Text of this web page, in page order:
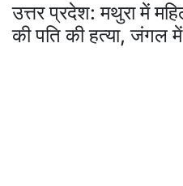
उत्तर प्रदेश: मथुरा में
की पति की हत्या, जंगल